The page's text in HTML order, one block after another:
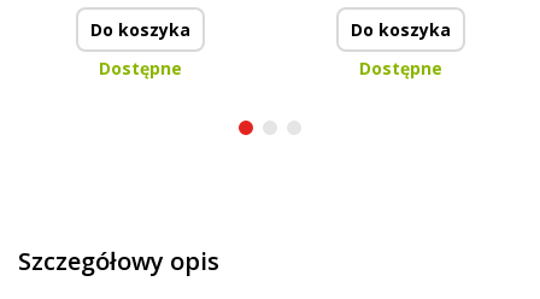
Do koszyka
Dostępne
Do koszyka
Dostępne
Szczegółowy opis